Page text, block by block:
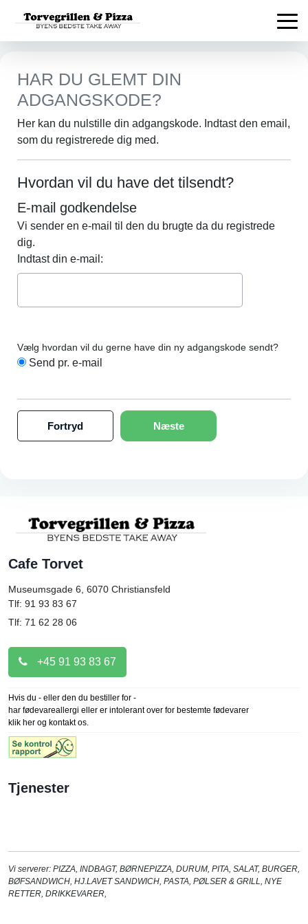
HAR DU GLEMT DIN
ADGANGSKODE?
Her kan du nulstille din adgangskode. Indtast den email,
som du registrerede dig med.
Hvordan vil du have det tilsendt?
E-mail godkendelse
Vi sender en e-mail til den du brugte da du registrede
dig.
Indtast din e-mail:
Vælg hvordan vil du gerne have din ny adgangskode sendt?
Send pr. e-mail
Fortryd Næste
Cafe Torvet
Museumsgade 6, 6070 Christiansfeld
Tlf: 91 93 83 67
Tlf: 71 62 28 06
+45 91 93 83 67
Hvis du - eller den du bestiller for -
har fødevareallergi eller er intolerant over for bestemte fødevarer
klik her og kontakt os.
Tjenester
Vi serverer: PIZZA INDBAGT, BØRNEPIZZA DURUM PITA SALAT, BURGER
BØFSANDWICH HJ.LAVET SANDWICH PASTA PØLSER & GRILL
NYE
RETTER DRIKKEVARER